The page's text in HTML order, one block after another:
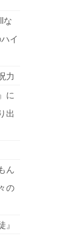
な
イ
力
に
出
ん
の